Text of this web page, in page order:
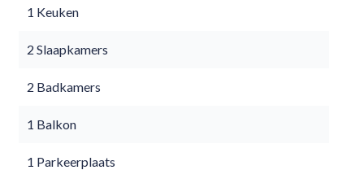
1 Keuken
2 Slaapkamers
2 Badkamers
1 Balkon
1 Parkeerplaats